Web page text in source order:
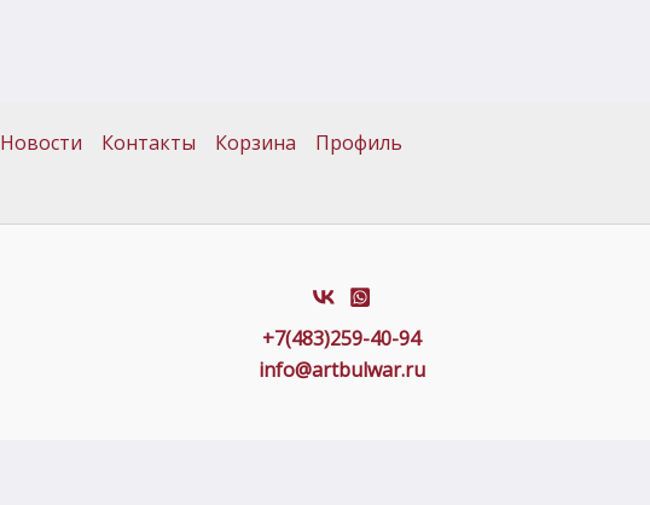
Новости Контакты Корзина Профиль
+7(483)259-40-94
info@artbulwar.ru